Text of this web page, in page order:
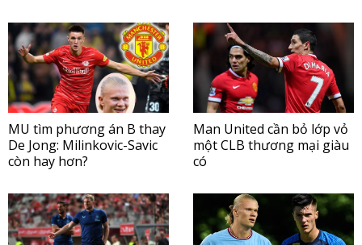
MU tìm phương án B thay
De Jong: Milinkovic-Savic
còn hay hơn?
Man United cần bỏ lớp vỏ
một CLB thương mại giàu
có